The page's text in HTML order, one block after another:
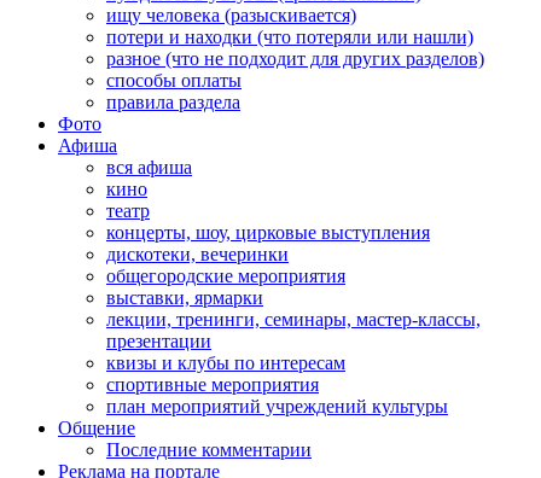
ищу человека (разыскивается)
потери и находки (что потеряли или нашли)
разное (что не подходит для других разделов)
способы оплаты
правила раздела
Фото
Афиша
вся афиша
кино
театр
концерты, шоу, цирковые выступления
дискотеки, вечеринки
общегородские мероприятия
выставки, ярмарки
лекции, тренинги, семинары, мастер-классы,
презентации
квизы и клубы по интересам
спортивные мероприятия
план мероприятий учреждений культуры
Общение
Последние комментарии
Реклама на портале